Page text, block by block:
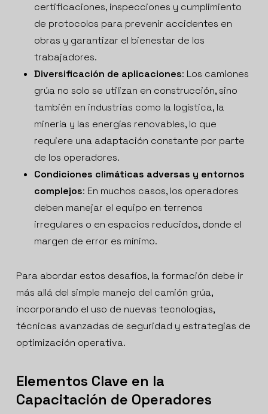
certificaciones, inspecciones y cumplimiento
de protocolos para prevenir accidentes en
obras y garantizar el bienestar de los
trabajadores.
Diversificación de aplicaciones: Los camiones
grúa no solo se utilizan en construcción, sino
también en industrias como la logística, la
minería y las energías renovables, lo que
requiere una adaptación constante por parte
de los operadores.
Condiciones climáticas adversas y entornos
complejos: En muchos casos, los operadores
deben manejar el equipo en terrenos
irregulares o en espacios reducidos, donde el
margen de error es mínimo.
Para abordar estos desafíos, la formación debe ir
más allá del simple manejo del camión grúa,
incorporando el uso de nuevas tecnologías,
técnicas avanzadas de seguridad y estrategias de
optimización operativa.
Elementos Clave en la
Capacitación de Operadores